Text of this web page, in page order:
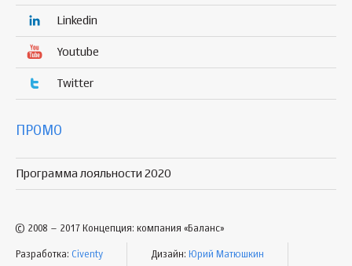
Linkedin
Youtube
Twitter
ПРОМО
Программа лояльности 2020
© 2008 – 2017 Концепция: компания «Баланс»
Разработка: Civenty Дизайн: Юрий Матюшкин